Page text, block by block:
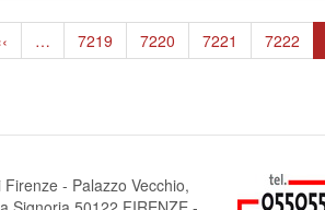
… Page
7219 Page
7220 Page
7221 Page
7222
- Palazzo Vecchio,